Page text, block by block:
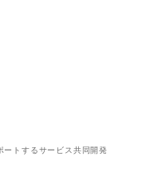
トするサービス共同開発